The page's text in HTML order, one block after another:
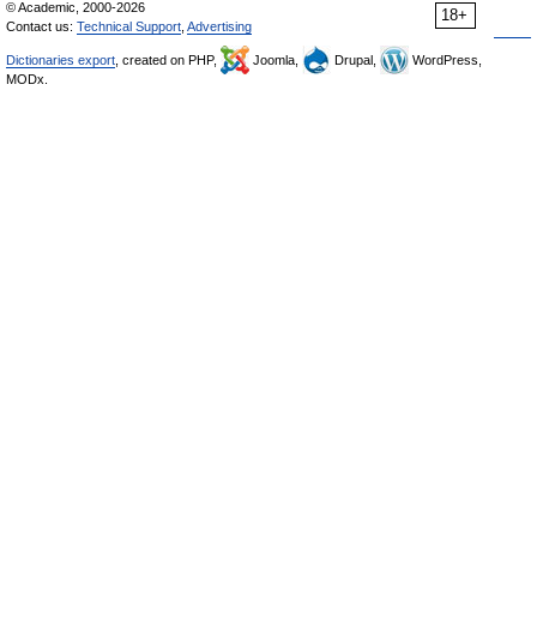
18+
© Academic, 2000-2026
Contact us: Technical Support Advertising
Dictionaries export , created on PHP, Joomla, Drupal,
WordPress,
MODx.